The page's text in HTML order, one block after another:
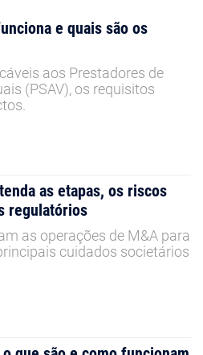
e quais são os
aos Prestadores de
(PSAV), os requisitos
as etapas, os riscos
regulatórios
as operações de M&A para
cuidados societários